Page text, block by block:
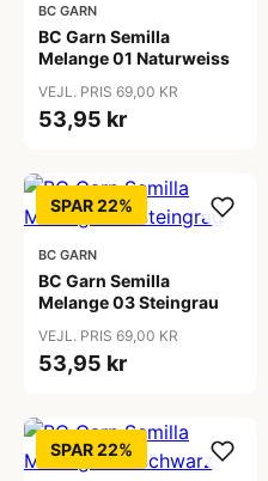
BC GARN
BC Garn Semilla
Melange 01 Naturweiss
VEJL. PRIS 69,00 KR
53,95 kr
SPAR 22%
BC GARN
BC Garn Semilla
Melange 03 Steingrau
VEJL. PRIS 69,00 KR
53,95 kr
SPAR 22%